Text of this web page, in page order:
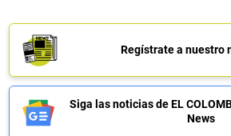
Regístrate a nuestro
Siga las noticias de EL
News